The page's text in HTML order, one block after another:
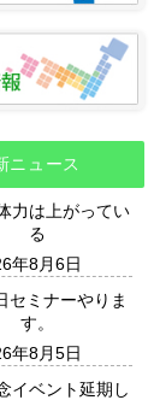
ニュース
力は上がってい
る
年8月6日
セミナーやりま
す。
年8月5日
イベント延期し